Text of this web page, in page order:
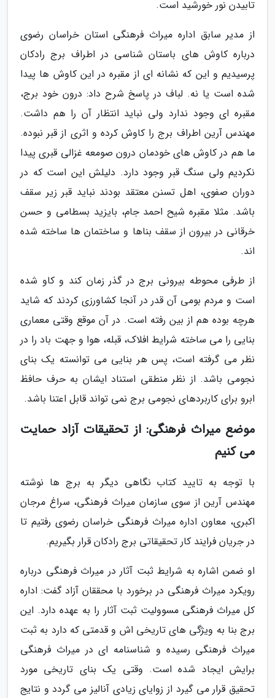
تابیدن نور خورشید است.
از مدیر سابق اداره میراث فرهنگی استان خراسان رضوی
درباره کاوش های باستان شناسی در اطراف برج رادکان
پرسیدیم و این که نشانه ای از مقبره در این کاوش ها پیدا
شده است یا نه. لباف در پاسخ شرح داد: درون خود برج،
مقبره ای وجود ندارد ولی نباید انتظار آن را هم داشت.
مهندس آرین اطراف برج را کاوش کرده و اثری از قبر نبوده.
ما هم در کاوش های خودمان درون صومعه غزالی قبری پیدا
نکردیم ولی سنگ قبر وجود دارد. دلیلش این است که در
دوران صفوی، اهل تسنن معتقد بودند نباید قبر زیر سقف
باشد. مثلا مقبره شیح احمد جام، بایزید بسطامی و حسن
خرقانی در بیرون از سقف بناها و ساختمان ها ساخته شده
اند.
از طرفی محوطه بیرونی برج در گذر زمان کند و کاو شده
است و مردم بومی آن قدر در آنجا کشاورزی کردند که شاید
هرچه بوده هم از بین رفته است. در آن موقع وقتی معماری
بنایی را می ساخته شرایط افلاک، قبله، هوا و جهت باد را در
نظر می گرفته است، پس هر بنایی می توانسته یک بنای
نجومی باشد. از نظر منطقی استناد ایشان به حرف حافظ
ابرو برای کاربردهای نجومی برج نمی تواند قابل اعتنا باشد.
موضع میراث فرهنگی: از تحقیقات آزاد حمایت
می کنیم
با توجه به تایید کتاب نگاهی دیگر به برج ها نوشته
مهندس آرین از سوی سازمان میراث فرهنگی، سراغ مرجان
اکبری، معاون اداره میراث فرهنگی خراسان رضوی رفتیم تا
در جریان فرایند کار تحقیقاتی برج رادکان قرار بگیریم.
او ضمن اشاره به شرایط ثبت آثار در میراث فرهنگی درباره
رویکرد میراث فرهنگی در برخورد با محققان آزاد گفت: اداره
کل میراث فرهنگی مسوولیت ثبت آثار را به عهده دارد. این
برج بنا به ویژگی های تاریخی اش و قدمتی که دارد به ثبت
میراث فرهنگی رسیده و شناسنامه ای در میراث فرهنگی
برایش ایجاد شده است. وقتی یک بنای تاریخی مورد
تحقیق قرار می گیرد از زوایای زیادی آنالیز می گردد و نتایج